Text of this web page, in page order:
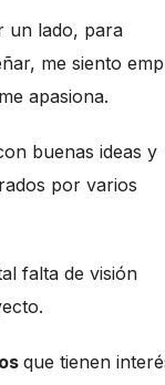
un lado, para
me siento
apasiona.
buenas ideas y
por varios
falta de visión
que tienen